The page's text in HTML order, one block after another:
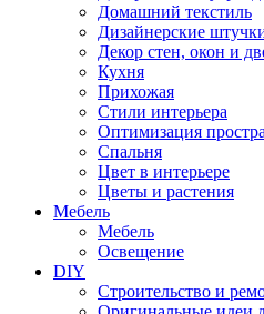
Домашний текстиль
Дизайнерские
Декор стен, окон и
Кухня
Прихожая
Стили интерьера
Оптимизация
Спальня
Цвет в интерьере
Цветы и растения
Мебель
Мебель
Освещение
DIY
Строительство и